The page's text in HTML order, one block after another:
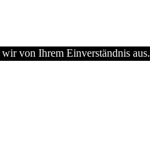
von Ihrem Einverständnis aus.